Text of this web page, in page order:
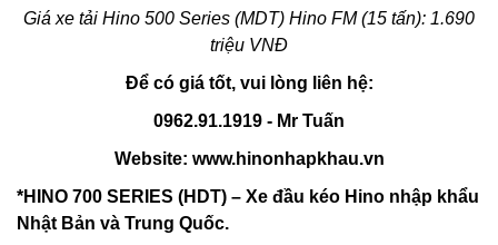
Giá xe tải Hino 500 Series (MDT) Hino FM (15 tấn): 1.690
triệu VNĐ
Để có giá tốt, vui lòng liên hệ:
0962.91.1919 - Mr Tuấn
Website: www.hinonhapkhau.vn
*HINO 700 SERIES (HDT) – Xe đầu kéo Hino nhập khẩu
Nhật Bản và Trung Quốc.